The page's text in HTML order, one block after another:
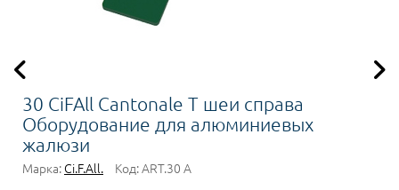
30 CiFAll Cantonale Т шеи справа
Оборудование для алюминиевых
жалюзи
Марка: Ci.F.All. Код:ART.30 A